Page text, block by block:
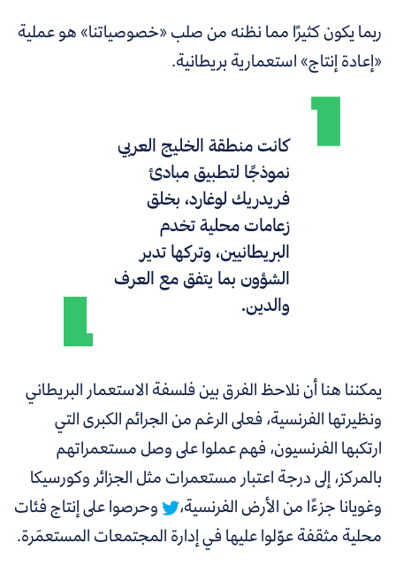
ربما يكون كثيرًا مما نظنه من صلب «خصوصياتنا» هو عملية
«إعادة إنتاج» استعمارية بريطانية.
كانت منطقة الخليج العربي
نموذجًا لتطبيق مبادئ
فريدريك لوغارد، بخلق
زعامات محلية تخدم
البريطانيين، وتركها تدير
الشؤون بما يتفق مع العرف
والدين.
يمكننا هنا أن نلاحظ الفرق بين فلسفة الاستعمار البريطاني
ونظيرتها الفرنسية، فعلى الرغم من الجرائم الكبرى التي
ارتكبها الفرنسيون، فهم عملوا على وصل مستعمراتهم
بالمركز، إلى درجة اعتبار مستعمرات مثل الجزائر وكورسيكا
وغويانا جزءًا من الأرض الفرنسية،
وحرصوا على إنتاج فئات
محلية مثقفة عوّلوا عليها في إدارة المجتمعات المستعمَرة.